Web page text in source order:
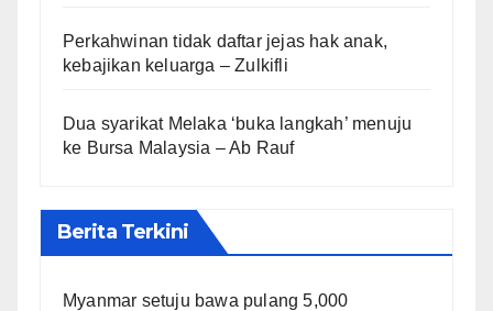
Perkahwinan tidak daftar jejas hak anak,
kebajikan keluarga – Zulkifli
Dua syarikat Melaka ‘buka langkah’ menuju
ke Bursa Malaysia – Ab Rauf
Berita Terkini
Myanmar setuju bawa pulang 5,000